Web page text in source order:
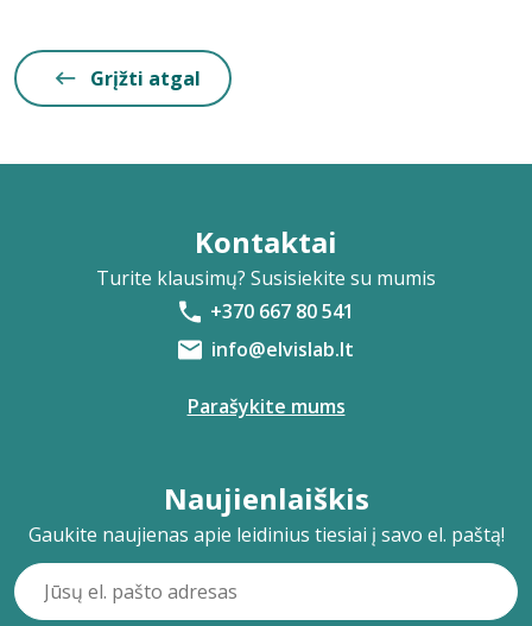
Grįžti atgal
Kontaktai
Turite klausimų? Susisiekite su mumis
+370 667 80 541
info@elvislab.lt
Parašykite mums
Naujienlaiškis
Gaukite naujienas apie leidinius tiesiai į savo el. paštą!